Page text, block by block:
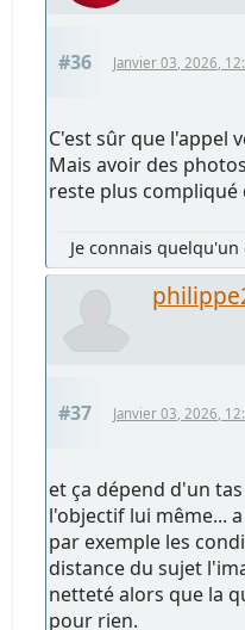
#36 Janvier 03, 2026,
C'est sûr que l'appel
Mais avoir des
reste plus
Je connais quelqu'un
#37 Janvier 03, 2026,
et ça dépend d'un
l'objectif lui même...
par exemple les
distance du sujet
netteté alors que la
pour rien.